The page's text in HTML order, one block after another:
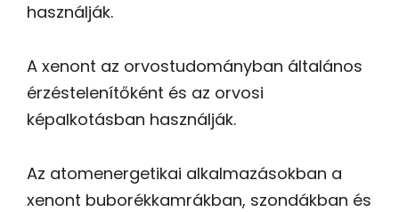
használják.
A xenont az orvostudományban általános
érzéstelenítőként és az orvosi
képalkotásban használják.
Az atomenergetikai alkalmazásokban a
xenont buborékkamrákban, szondákban és